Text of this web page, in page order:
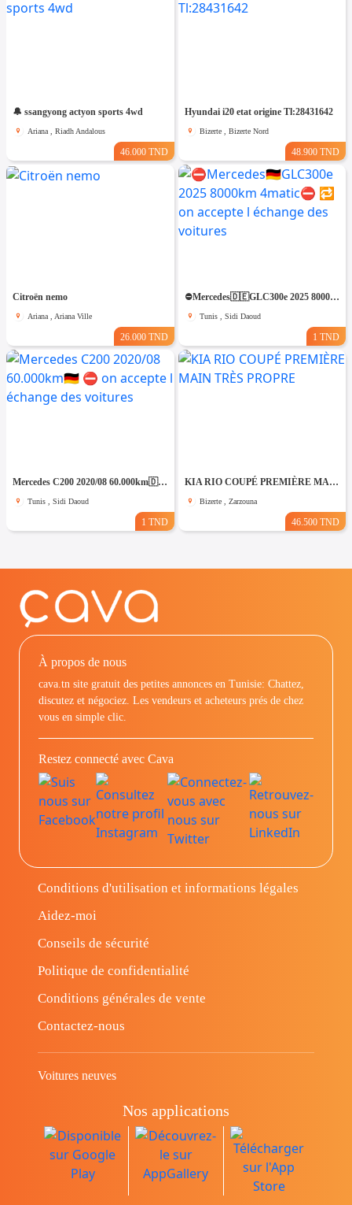
🔔 ssangyong actyon sports 4wd
Ariana , Riadh Andalous
46.000 TND
Hyundai i20 etat origine Tl:28431642
Bizerte , Bizerte Nord
48.900 TND
Citroën nemo
Ariana , Ariana Ville
26.000 TND
⛔️Mercedes🇩🇪GLC300e 2025 8000km 4matic⛔️ 🔁 on accepte l échange des voitures
Tunis , Sidi Daoud
1 TND
Mercedes C200 2020/08 60.000km🇩🇪 ⛔️ on accepte l échange des voitures
Tunis , Sidi Daoud
1 TND
KIA RIO COUPÉ PREMIÈRE MAIN TRÈS PROPRE
Bizerte , Zarzouna
46.500 TND
À propos de nous
cava.tn site gratuit des petites annonces en Tunisie: Chattez,
discutez et négociez. Les vendeurs et acheteurs prés de chez
vous en simple clic.
Restez connecté avec Cava
Conditions d'utilisation et informations légales
Aidez-moi
Conseils de sécurité
Politique de confidentialité
Conditions générales de vente
Contactez-nous
Voitures neuves
Nos applications